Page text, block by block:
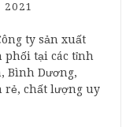
ty sản xuất
phối tại các tỉnh
Bình Dương,
rẻ, chất lượng uy